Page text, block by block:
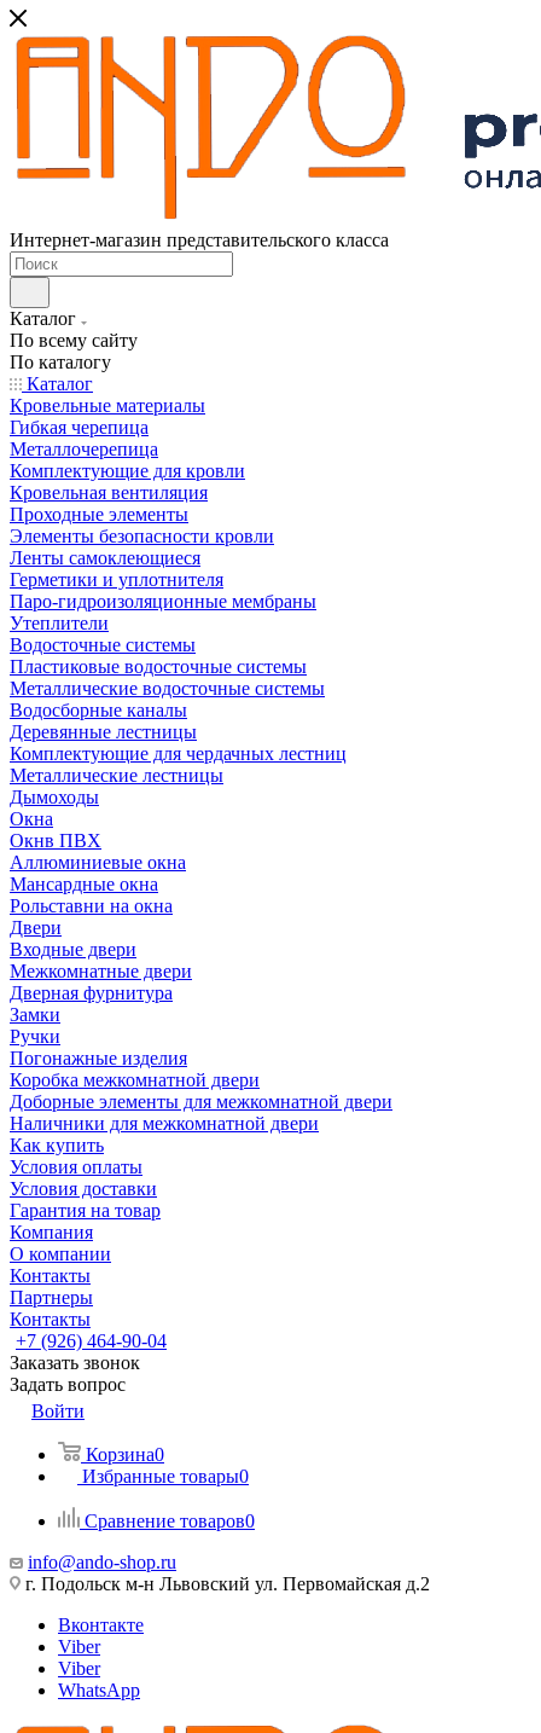
Интернет-магазин представительского класса
Каталог
По всему сайту
По каталогу
Каталог
Кровельные материалы
Гибкая черепица
Металлочерепица
Комплектующие для кровли
Кровельная вентиляция
Проходные элементы
Элементы безопасности кровли
Ленты самоклеющиеся
Герметики и уплотнителя
Паро-гидроизоляционные мембраны
Утеплители
Водосточные системы
Пластиковые водосточные системы
Металлические водосточные системы
Водосборные каналы
Деревянные лестницы
Комплектующие для чердачных лестниц
Металлические лестницы
Дымоходы
Окна
Окнв ПВХ
Аллюминиевые окна
Мансардные окна
Рольставни на окна
Двери
Входные двери
Межкомнатные двери
Дверная фурнитура
Замки
Ручки
Погонажные изделия
Коробка межкомнатной двери
Доборные элементы для межкомнатной двери
Наличники для межкомнатной двери
Как купить
Условия оплаты
Условия доставки
Гарантия на товар
Компания
О компании
Контакты
Партнеры
Контакты
+7 (926) 464-90-04
Заказать звонок
Задать вопрос
Войти
Корзина0
Избранные товары0
Сравнение товаров0
info@ando-shop.ru
г. Подольск м-н Львовский ул. Первомайская д.2
Вконтакте
Viber
Viber
WhatsApp